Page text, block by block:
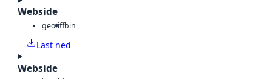
Webside
geotiffbin
Last ned
Webside